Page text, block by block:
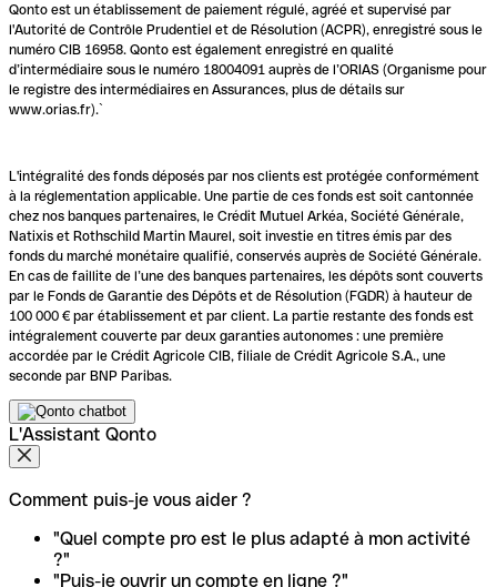
Qonto est un établissement de paiement régulé, agréé et supervisé par
l'Autorité de Contrôle Prudentiel et de Résolution (ACPR), enregistré sous le
numéro CIB 16958. Qonto est également enregistré en qualité
d’intermédiaire sous le numéro 18004091 auprès de l’ORIAS (Organisme pour
le registre des intermédiaires en Assurances, plus de détails sur
www.orias.fr).`
L'intégralité des fonds déposés par nos clients est protégée conformément
à la réglementation applicable. Une partie de ces fonds est soit cantonnée
chez nos banques partenaires, le Crédit Mutuel Arkéa, Société Générale,
Natixis et Rothschild Martin Maurel, soit investie en titres émis par des
fonds du marché monétaire qualifié, conservés auprès de Société Générale.
En cas de faillite de l’une des banques partenaires, les dépôts sont couverts
par le Fonds de Garantie des Dépôts et de Résolution (FGDR) à hauteur de
100 000 € par établissement et par client. La partie restante des fonds est
intégralement couverte par deux garanties autonomes : une première
accordée par le Crédit Agricole CIB, filiale de Crédit Agricole S.A., une
seconde par BNP Paribas.
L'Assistant Qonto
Comment puis-je vous aider ?
"Quel compte pro est le plus adapté à mon activité
?"
"Puis-je ouvrir un compte en ligne ?"